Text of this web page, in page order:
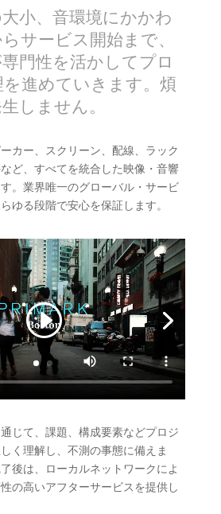
小、音環境にかかわ
サービス開始まで、
専門性を活かしてプロ
進めていきます。煩
しません。
カー、スクリーン、配線、ラック
ど、すべてを統合した映像・音響
。業界唯一のグローバル・サービ
ゆる段階で安心を保証します。
じて、課題、構成要素などプロジ
く理解し、不測の事態に備えま
後は、ローカルネットワークによ
の高いアフターサービスを提供し